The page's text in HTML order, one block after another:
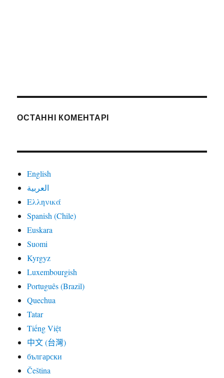
ОСТАННІ КОМЕНТАРІ
English
العربية
Ελληνικά
Spanish (Chile)
Euskara
Suomi
Kyrgyz
Luxembourgish
Português (Brazil)
Quechua
Tatar
Tiếng Việt
中文 (台灣)
български
Čeština